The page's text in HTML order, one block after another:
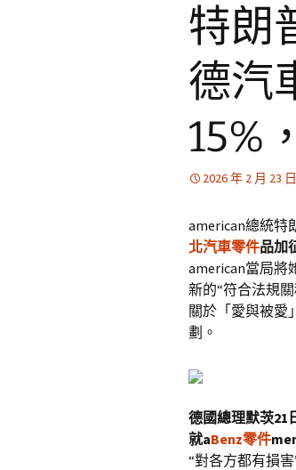
特朗
德汽
15%
2026 年 2 月 23 日
american總統特
北汽車零件品加
american當局將
新的“符合法規
關於「愛與被愛
劃。
德國總理默茨21
就aBenz零件mer
“對各方都有損